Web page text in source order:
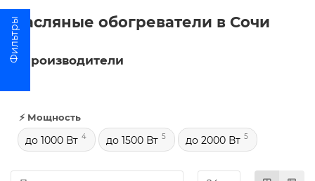
Масляные обогреватели в Сочи
Производители
⚡ Мощность
до 1000 Вт 4 до 1500 Вт 5 до 2000 Вт 5